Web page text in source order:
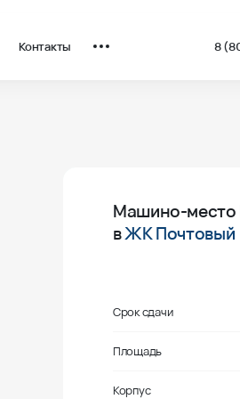
Контакты 8
Машино-место
вЖК Почтовый
Срок сдачи
Площадь
Корпус